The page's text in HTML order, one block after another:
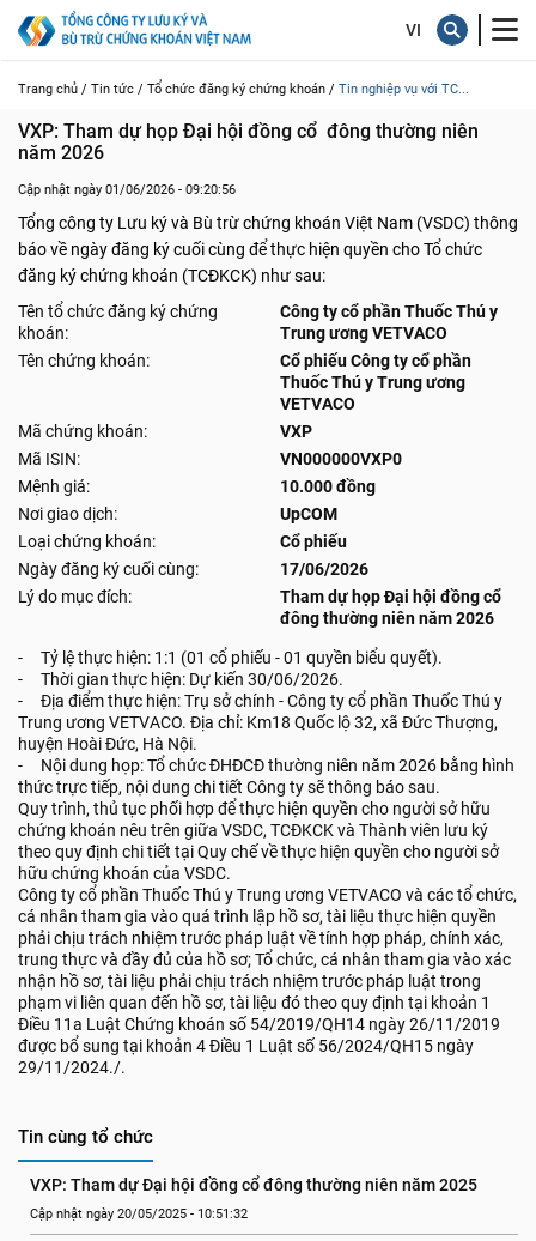
Trang chủ / Tin tức / Tổ chức đăng ký chứng khoán / Tin nghiệp vụ với TC...
VXP: Tham dự họp Đại hội đồng cổ  đông thường niên
năm 2026
Cập nhật ngày 01/06/2026 - 09:20:56
Tổng công ty Lưu ký và Bù trừ chứng khoán Việt Nam (VSDC) thông
báo về ngày đăng ký cuối cùng để thực hiện quyền cho Tổ chức
đăng ký chứng khoán (TCĐKCK) như sau:
Tên tổ chức đăng ký chứng
khoán:
Công ty cổ phần Thuốc Thú y
Trung ương VETVACO
Tên chứng khoán:
Cổ phiếu Công ty cổ phần
Thuốc Thú y Trung ương
VETVACO
Mã chứng khoán:
VXP
Mã ISIN:
VN000000VXP0
Mệnh giá:
10.000 đồng
Nơi giao dịch:
UpCOM
Loại chứng khoán:
Cổ phiếu
Ngày đăng ký cuối cùng:
17/06/2026
Lý do mục đích:
Tham dự họp Đại hội đồng cổ
đông thường niên năm 2026
- Tỷ lệ thực hiện: 1:1 (01 cổ phiếu - 01 quyền biểu quyết).
- Thời gian thực hiện: Dự kiến 30/06/2026.
- Địa điểm thực hiện: Trụ sở chính - Công ty cổ phần Thuốc Thú y
Trung ương VETVACO. Địa chỉ: Km18 Quốc lộ 32, xã Đức Thượng,
huyện Hoài Đức, Hà Nội.
- Nội dung họp: Tổ chức ĐHĐCĐ thường niên năm 2026 bằng hình
thức trực tiếp, nội dung chi tiết Công ty sẽ thông báo sau.
Quy trình, thủ tục phối hợp để thực hiện quyền cho người sở hữu
chứng khoán nêu trên giữa VSDC, TCĐKCK và Thành viên lưu ký
theo quy định chi tiết tại Quy chế về thực hiện quyền cho người sở
hữu chứng khoán của VSDC.
Công ty cổ phần Thuốc Thú y Trung ương VETVACO và các tổ chức,
cá nhân tham gia vào quá trình lập hồ sơ, tài liệu thực hiện quyền
phải chịu trách nhiệm trước pháp luật về tính hợp pháp, chính xác,
trung thực và đầy đủ của hồ sơ; Tổ chức, cá nhân tham gia vào xác
nhận hồ sơ, tài liệu phải chịu trách nhiệm trước pháp luật trong
phạm vi liên quan đến hồ sơ, tài liệu đó theo quy định tại khoản 1
Điều 11a Luật Chứng khoán số 54/2019/QH14 ngày 26/11/2019
được bổ sung tại khoản 4 Điều 1 Luật số 56/2024/QH15 ngày
29/11/2024./.
Tin cùng tổ chức
VXP: Tham dự Đại hội đồng cổ đông thường niên năm 2025
Cập nhật ngày 20/05/2025 - 10:51:32